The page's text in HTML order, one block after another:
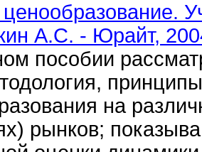
А.С. - Юрайт,
пособии
на
рынков;